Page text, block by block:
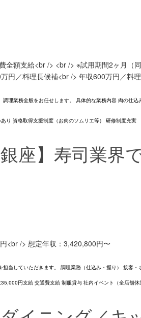
全額支給<br /> <br /> ※試用期間2ヶ月（
円／料理長候補<br /> 年収600万円／料
調理業務全般をお任せします。 具体的な業務内容 肉の仕
り 資格取得支援制度（お肉のソムリエ等） 研修制度充実
銀座】寿司業
<br /> 想定年収：3,420,800円〜
当していただきます。 調理業務（仕込み・握り） 接客
円支給 交通費支給 制服貸与 社内イベント（全店舗休